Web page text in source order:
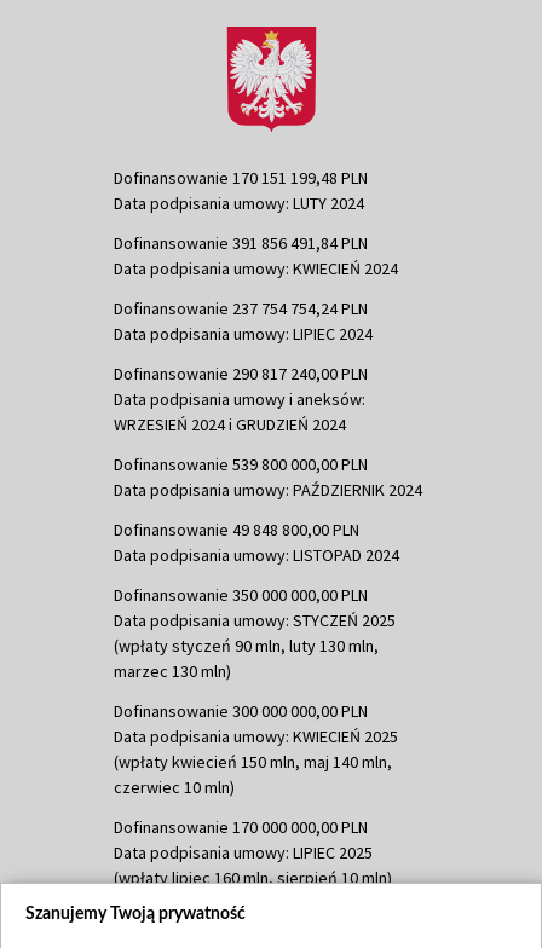
Dofinansowanie 170 151 199,48 PLN
Data podpisania umowy: LUTY 2024
Dofinansowanie 391 856 491,84 PLN
Data podpisania umowy: KWIECIEŃ 2024
Dofinansowanie 237 754 754,24 PLN
Data podpisania umowy: LIPIEC 2024
Dofinansowanie 290 817 240,00 PLN
Data podpisania umowy i aneksów:
WRZESIEŃ 2024 i GRUDZIEŃ 2024
Dofinansowanie 539 800 000,00 PLN
Data podpisania umowy: PAŹDZIERNIK 2024
Dofinansowanie 49 848 800,00 PLN
Data podpisania umowy: LISTOPAD 2024
Dofinansowanie 350 000 000,00 PLN
Data podpisania umowy: STYCZEŃ 2025
(wpłaty styczeń 90 mln, luty 130 mln,
marzec 130 mln)
Dofinansowanie 300 000 000,00 PLN
Data podpisania umowy: KWIECIEŃ 2025
(wpłaty kwiecień 150 mln, maj 140 mln,
czerwiec 10 mln)
Dofinansowanie 170 000 000,00 PLN
Data podpisania umowy: LIPIEC 2025
(wpłaty lipiec 160 mln, sierpień 10 mln)
Dofinansowanie 60 000 000,00 PLN
Szanujemy Twoją prywatność